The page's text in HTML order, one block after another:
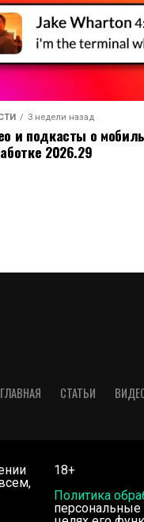
3 недели назад
и подкасты о
2026.29
ГЛАВНАЯ СТАТЬИ
18+
Политика
персональные